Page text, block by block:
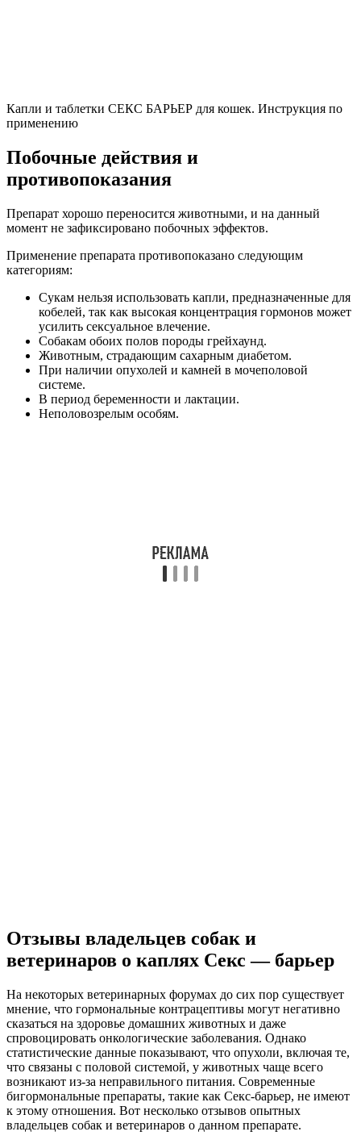
Капли и таблетки СЕКС БАРЬЕР для кошек. Инструкция по
применению
Побочные действия и
противопоказания
Препарат хорошо переносится животными, и на данный
момент не зафиксировано побочных эффектов.
Применение препарата противопоказано следующим
категориям:
Сукам нельзя использовать капли, предназначенные для
кобелей, так как высокая концентрация гормонов может
усилить сексуальное влечение.
Собакам обоих полов породы грейхаунд.
Животным, страдающим сахарным диабетом.
При наличии опухолей и камней в мочеполовой
системе.
В период беременности и лактации.
Неполовозрелым особям.
Отзывы владельцев собак и
ветеринаров о каплях Секс — барьер
На некоторых ветеринарных форумах до сих пор существует
мнение, что гормональные контрацептивы могут негативно
сказаться на здоровье домашних животных и даже
спровоцировать онкологические заболевания. Однако
статистические данные показывают, что опухоли, включая те,
что связаны с половой системой, у животных чаще всего
возникают из-за неправильного питания. Современные
бигормональные препараты, такие как Секс-барьер, не имеют
к этому отношения. Вот несколько отзывов опытных
владельцев собак и ветеринаров о данном препарате.